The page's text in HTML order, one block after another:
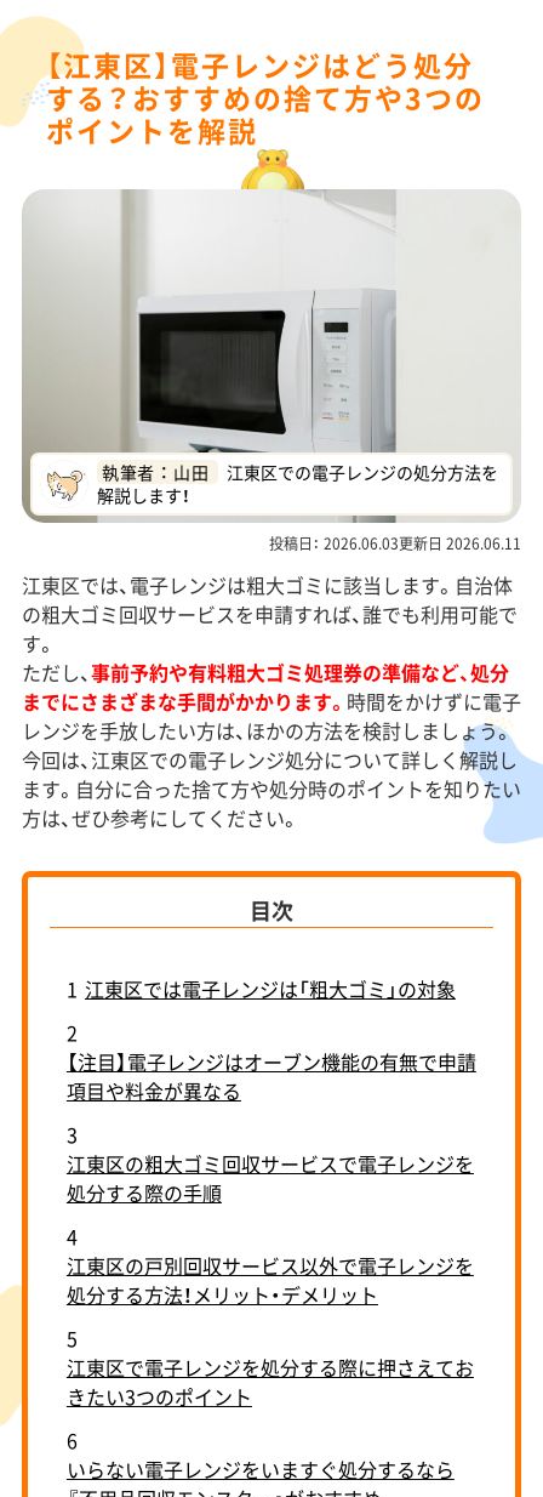
【江東区】電子レンジはどう処分
する？おすすめの捨て方や3つの
ポイントを解説
執筆者 ： 山田
江東区での電子レンジの処分方法を
解説します！
投稿日： 2026.06.03更新日 2026.06.11
江東区では、電子レンジは粗大ゴミに該当します。自治体
の粗大ゴミ回収サービスを申請すれば、誰でも利用可能で
す。
ただし、事前予約や有料粗大ゴミ処理券の準備など、処分
までにさまざまな手間がかかります。 時間をかけずに電子
レンジを手放したい方は、ほかの方法を検討しましょう。
今回は、江東区での電子レンジ処分について詳しく解説し
ます。自分に合った捨て方や処分時のポイントを知りたい
方は、ぜひ参考にしてください。
目次
1 江東区では電子レンジは「粗大ゴミ」の対象
2
【注目】電子レンジはオーブン機能の有無で申請
項目や料金が異なる
3
江東区の粗大ゴミ回収サービスで電子レンジを
処分する際の手順
4
江東区の戸別回収サービス以外で電子レンジを
処分する方法！メリット・デメリット
5
江東区で電子レンジを処分する際に押さえてお
きたい3つのポイント
6
いらない電子レンジをいますぐ処分するなら